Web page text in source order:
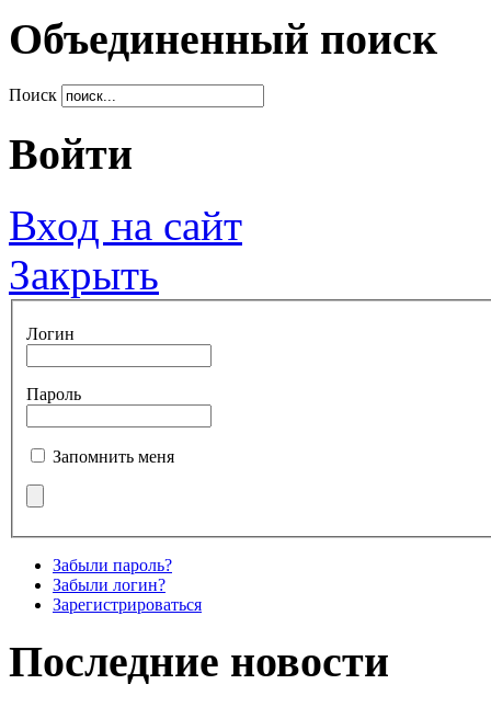
Объединенный поиск
Поиск
Войти
Вход на сайт
Закрыть
Логин
Пароль
Запомнить меня
Забыли пароль?
Забыли логин?
Зарегистрироваться
Последние новости